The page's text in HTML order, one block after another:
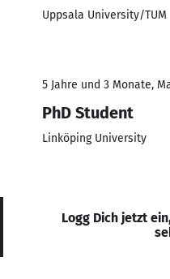
Uppsala University/TUM
5 Jahre und 3 Monate,
PhD Student
Linköping University
Logg Dich jetzt